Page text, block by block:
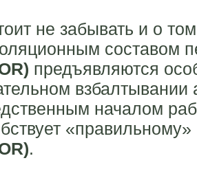
не забывать и о
составом
предъявляются
началом
.